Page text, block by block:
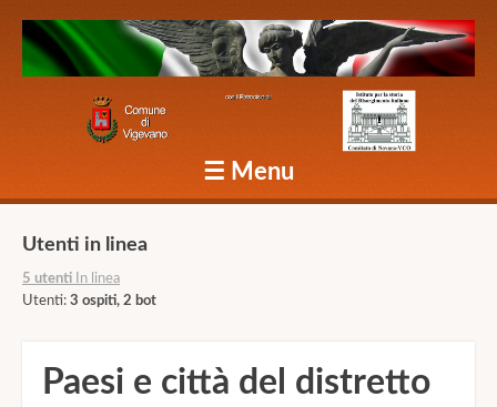
Caduti Vigevano Grande Guerra
☰ Menu
Utenti in linea
5 utenti In linea
Utenti: 3 ospiti, 2 bot
Paesi e città del distretto